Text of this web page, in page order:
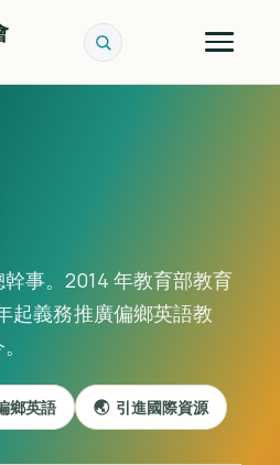
事。2014 年教育部教育
起義務推廣偏鄉英語教
鄉英語 🌏 引進國際資源